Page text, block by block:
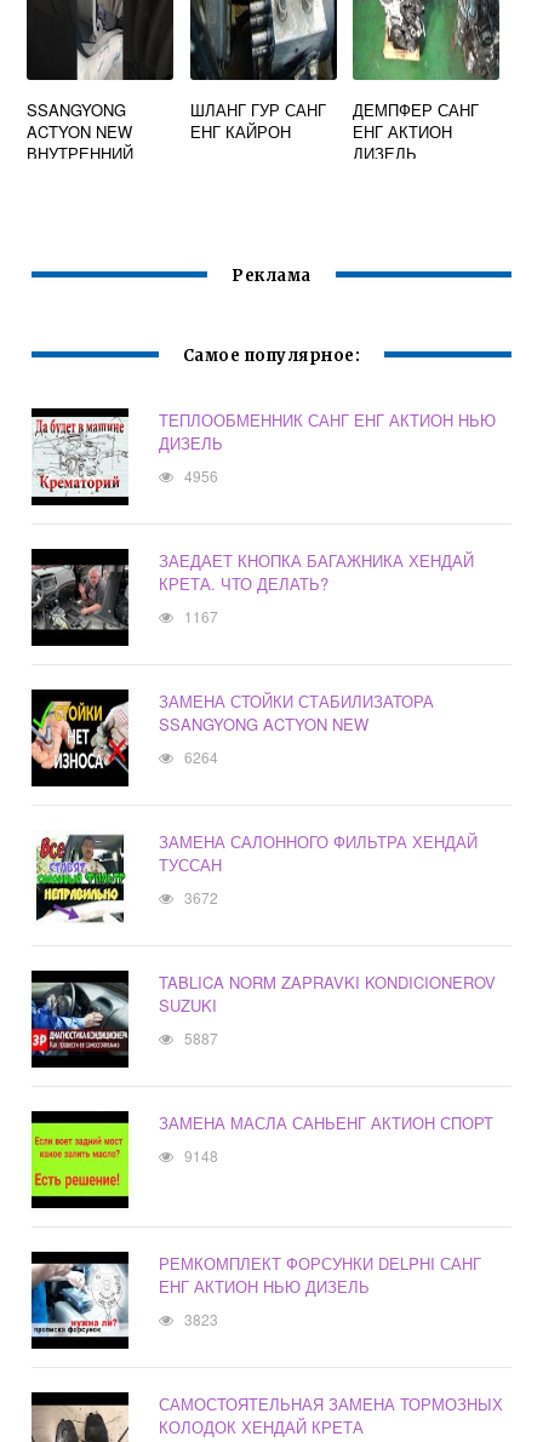
SSANGYONG
ACTYON NEW
ВНУТРЕННИЙ
ШЛАНГ ГУР САНГ
ЕНГ КАЙРОН
ДЕМПФЕР САНГ
ЕНГ АКТИОН
ДИЗЕЛЬ
Реклама
Самое популярное:
ТЕПЛООБМЕННИК САНГ ЕНГ АКТИОН НЬЮ
ДИЗЕЛЬ
4956
ЗАЕДАЕТ КНОПКА БАГАЖНИКА ХЕНДАЙ
КРЕТА. ЧТО ДЕЛАТЬ?
1167
ЗАМЕНА СТОЙКИ СТАБИЛИЗАТОРА
SSANGYONG ACTYON NEW
6264
ЗАМЕНА САЛОННОГО ФИЛЬТРА ХЕНДАЙ
ТУССАН
3672
TABLICA NORM ZAPRAVKI KONDICIONEROV
SUZUKI
5887
ЗАМЕНА МАСЛА САНЬЕНГ АКТИОН СПОРТ
9148
РЕМКОМПЛЕКТ ФОРСУНКИ DELPHI САНГ
ЕНГ АКТИОН НЬЮ ДИЗЕЛЬ
3823
САМОСТОЯТЕЛЬНАЯ ЗАМЕНА ТОРМОЗНЫХ
КОЛОДОК ХЕНДАЙ КРЕТА